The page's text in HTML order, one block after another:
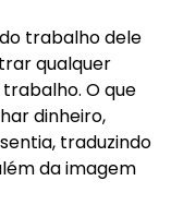
trabalho dele
qualquer
O que
dinheiro,
traduzindo
da imagem